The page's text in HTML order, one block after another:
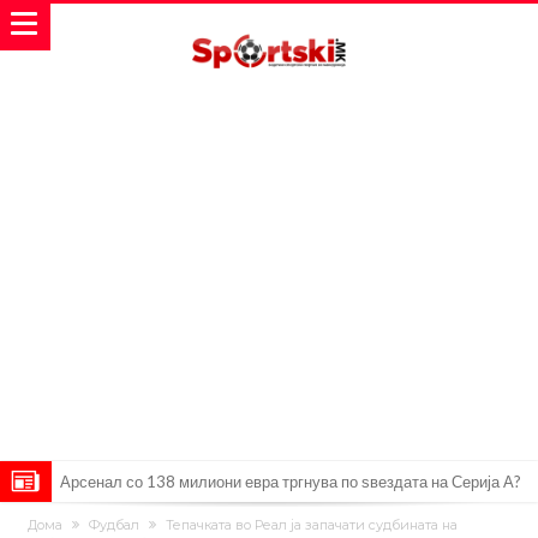
Арсенал со 138 милиони евра тргнува по ѕвездата на Серија А?
Мурињо воведува строга дисциплина во Реал Мадрид: Ова се
Дома Фудбал
Тепачката во Реал ја запачати судбината на